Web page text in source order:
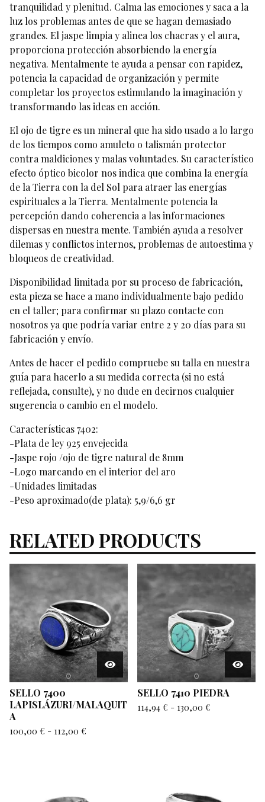
tranquilidad y plenitud. Calma las emociones y saca a la
luz los problemas antes de que se hagan demasiado
grandes. El jaspe limpia y alinea los chacras y el aura,
proporciona protección absorbiendo la energía
negativa. Mentalmente te ayuda a pensar con rapidez,
potencia la capacidad de organización y permite
completar los proyectos estimulando la imaginación y
transformando las ideas en acción.
El ojo de tigre es un mineral que ha sido usado a lo largo
de los tiempos como amuleto o talismán protector
contra maldiciones y malas voluntades. Su característico
efecto óptico bicolor nos indica que combina la energía
de la Tierra con la del Sol para atraer las energías
espirituales a la Tierra. Mentalmente potencia la
percepción dando coherencia a las informaciones
dispersas en nuestra mente. También ayuda a resolver
dilemas y conflictos internos, problemas de autoestima y
bloqueos de creatividad.
Disponibilidad limitada por su proceso de fabricación,
esta pieza se hace a mano individualmente bajo pedido
en el taller; para confirmar su plazo contacte con
nosotros ya que podría variar entre 2 y 20 días para su
fabricación y envío.
Antes de hacer el pedido compruebe su talla en nuestra
guía para hacerlo a su medida correcta (si no está
reflejada, consulte), y no dude en decirnos cualquier
sugerencia o cambio en el modelo.
Características 7402:
-Plata de ley 925 envejecida
-Jaspe rojo /ojo de tigre natural de 8mm
-Logo marcando en el interior del aro
-Unidades limitadas
-Peso aproximado(de plata): 5,9/6,6 gr
RELATED PRODUCTS
SELLO 7400
LAPISLÁZURI/MALAQUIT
A
100,00 € - 112,00 €
SELLO 7410 PIEDRA
114,94 € - 130,00 €